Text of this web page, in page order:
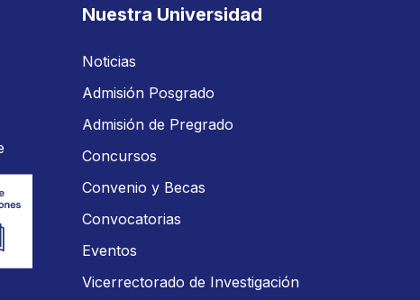
Nuestra Universidad
Noticias
Admisión Posgrado
Admisión de Pregrado
Concursos
Convenio y Becas
Convocatorias
Eventos
Vicerrectorado de Investigación